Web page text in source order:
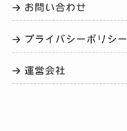
お問い合わせ
プライバシーポリシー
運営会社